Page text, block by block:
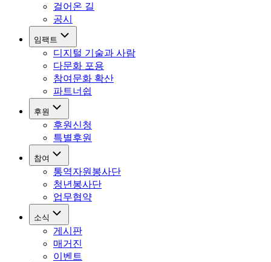
걸어온 길
공시
임팩트
디지털 기술과 사람
다문화 포용
참여문화 확산
파트너쉽
후원
후원신청
특별후원
참여
통역자원봉사단
청년봉사단
업무협약
소식
게시판
매거진
이벤트